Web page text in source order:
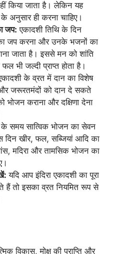
किया जाता है। लेकिन यह
के अनुसार ही करना चाहिए।
जप: एकादशी तिथि के दिन
जप करना और उनके भजनों का
जाता है। इससे मन को शांति
भी जल्दी प्राप्त होता है।
के व्रत में दान का विशेष
जरूरतमंदों को दान दे सकते
भोजन कराना और दक्षिणा देना
के समय सात्विक भोजन का सेवन
दिन खीर, फल, सब्जियां आदि का
मदिरा और तामसिक भोजन का
यदि आप इंदिरा एकादशी का पूरा
हैं तो इसका व्रत नियमित रूप से
विकास, मोक्ष की प्राप्ति और